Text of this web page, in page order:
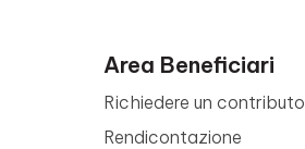
Area Beneficiari
Richiedere un contributo
Rendicontazione